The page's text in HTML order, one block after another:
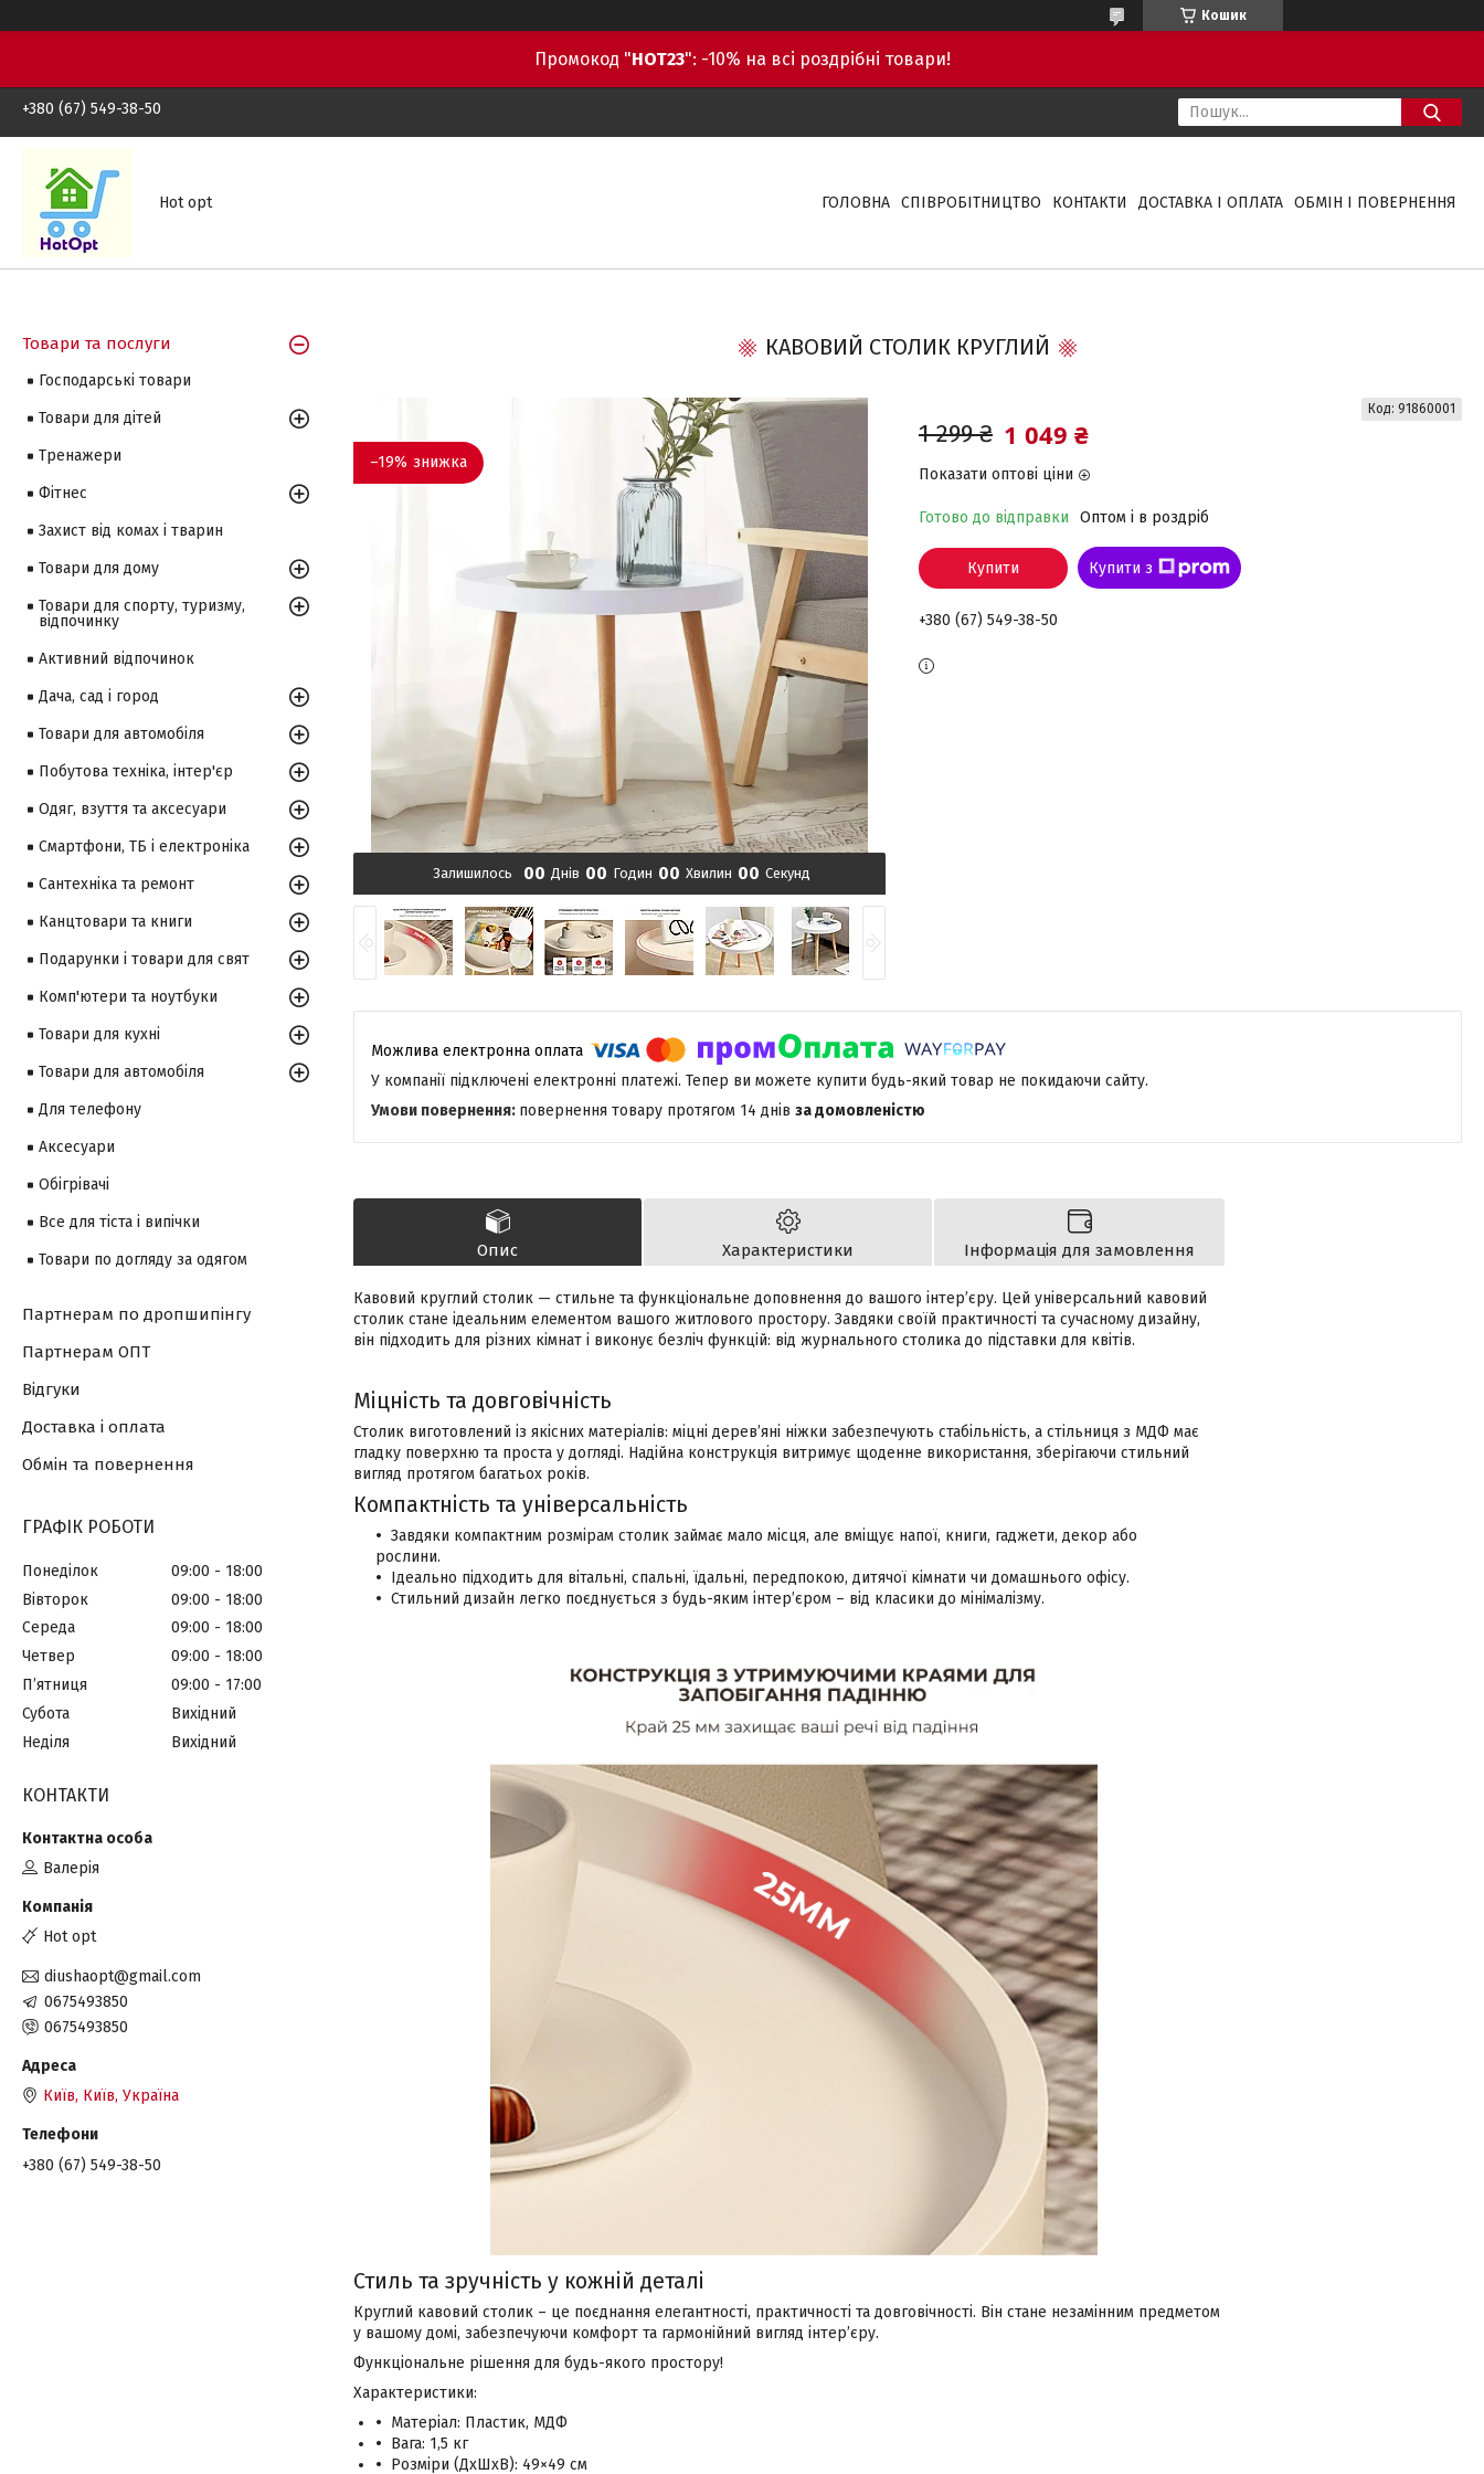
Кошик
Промокод "HOT23": -10% на всі роздрібні товари!
+380 (67) 549-38-50
Hot opt ГОЛОВНА СПІВРОБІТНИЦТВО КОНТАКТИ ДОСТАВКА І ОПЛАТА ОБМІН І ПОВЕРНЕННЯ
КАВОВИЙ СТОЛИК КРУГЛИЙ
–19%
Залишилось 00 Днів 00 Годин 00 Хвилин 00 Секунд
1 299 ₴ 1 049 ₴
Показати оптові ціни
Готово до відправки Оптом і в роздріб
Код: 91860001
Купити Купити з
+380 (67) 549-38-50
У компанії підключені електронні платежі. Тепер ви можете купити будь-який товар не покидаючи сайту.
повернення товару протягом 14 днів за домовленістю
Опис Характеристики Інформація для замовлення
Кавовий круглий столик — стильне та функціональне доповнення до вашого інтер’єру. Цей універсальний кавовий
столик стане ідеальним елементом вашого житлового простору. Завдяки своїй практичності та сучасному дизайну,
він підходить для різних кімнат і виконує безліч функцій: від журнального столика до підставки для квітів.
Міцність та довговічність
Столик виготовлений із якісних матеріалів: міцні дерев’яні ніжки забезпечують стабільність, а стільниця з МДФ має
гладку поверхню та проста у догляді. Надійна конструкція витримує щоденне використання, зберігаючи стильний
вигляд протягом багатьох років.
Компактність та універсальність
Завдяки компактним розмірам столик займає мало місця, але вміщує напої, книги, гаджети, декор або
рослини.
Ідеально підходить для вітальні, спальні, їдальні, передпокою, дитячої кімнати чи домашнього офісу.
Стильний дизайн легко поєднується з будь-яким інтер’єром – від класики до мінімалізму.
Стиль та зручність у кожній деталі
Круглий кавовий столик – це поєднання елегантності, практичності та довговічності. Він стане незамінним предметом
у вашому домі, забезпечуючи комфорт та гармонійний вигляд інтер’єру.
Функціональне рішення для будь-якого простору!
Характеристики:
Матеріал: Пластик, МДФ
Вага: 1,5 кг
Розміри (ДхШхВ): 49×49 см
Товари та послуги
Господарські товари
Товари для дітей
Тренажери
Фітнес
Захист від комах і тварин
Товари для дому
Товари для спорту, туризму,
відпочинку
Активний відпочинок
Дача, сад і город
Товари для автомобіля
Побутова техніка, інтер'єр
Одяг, взуття та аксесуари
Смартфони, ТБ і електроніка
Сантехніка та ремонт
Канцтовари та книги
Подарунки і товари для свят
Комп'ютери та ноутбуки
Товари для кухні
Товари для автомобіля
Для телефону
Аксесуари
Обігрівачі
Все для тіста і випічки
Товари по догляду за одягом
Партнерам по дропшипінгу
Партнерам ОПТ
Відгуки
Доставка і оплата
Обмін та повернення
ГРАФІК РОБОТИ
Понеділок 09:00
18:00
Вівторок
09:00
18:00
Середа
09:00
18:00
Четвер
09:00
18:00
Пʼятниця
09:00
17:00
Субота
Вихідний
Неділя
Вихідний
КОНТАКТИ
Валерія
Hot opt
diushaopt@gmail.com
0675493850
0675493850
Київ, Київ, Україна
+380 (67) 549-38-50